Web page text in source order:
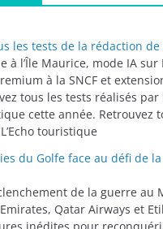
les tests de la rédaction de
à l’Île Maurice, mode IA sur
à la SNCF et
tous les tests réalisés
cette année. Retrouvez
touristique
du Golfe face au défi de
de la guerre au
Qatar Airways et